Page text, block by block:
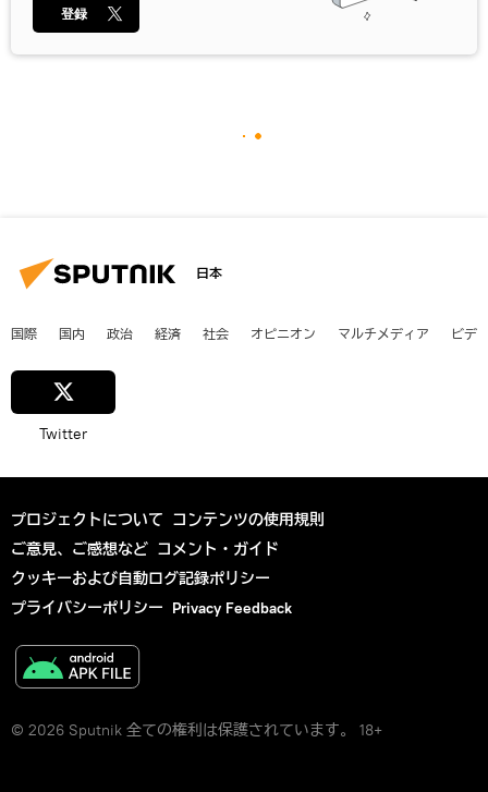
登録
日本
国際 国内 政治 経済 社会 オピニオン マルチメディア ビデ
Twitter
プロジェクトについて コンテンツの使用規則
ご意見、ご感想など コメント・ガイド
クッキーおよび自動ログ記録ポリシー
プライバシーポリシー Privacy Feedback
© 2026 Sputnik 全ての権利は保護されています。 18+